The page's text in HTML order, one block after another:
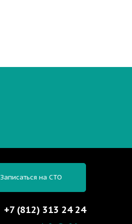
Записаться на СТО
+7 (812) 313 24 24